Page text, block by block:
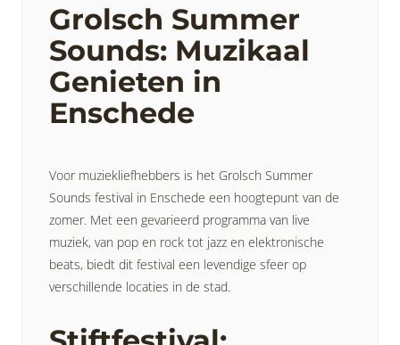
Grolsch Summer
Sounds: Muzikaal
Genieten in
Enschede
Voor muziekliefhebbers is het Grolsch Summer
Sounds festival in Enschede een hoogtepunt van de
zomer. Met een gevarieerd programma van live
muziek, van pop en rock tot jazz en elektronische
beats, biedt dit festival een levendige sfeer op
verschillende locaties in de stad.